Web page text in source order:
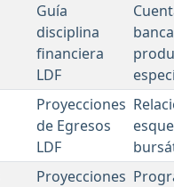
Guía
disciplina
financiera
LDF
Proyecciones
de Egresos
LDF
Proyecciones